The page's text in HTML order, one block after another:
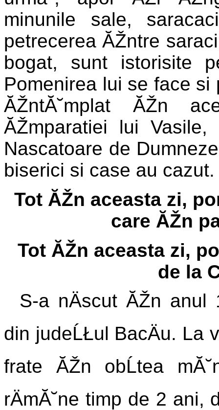
minunile sale,
petrecerea ĂŽntre
bogat, sunt istorisite
Pomenirea lui se face
ĂŽntĂ˘mplat ĂŽn
ĂŽmparatiei lui
Nascatoare de
biserici si case au cazut.
Tot ĂŽn aceasta zi,
care ĂŽn
Tot ĂŽn aceasta zi,
de la
S-a nÄscut ĂŽn anul
din judeĹŁul BacÄu. La
frate ĂŽn obĹtea
rÄmĂ˘ne timp de 2 ani,